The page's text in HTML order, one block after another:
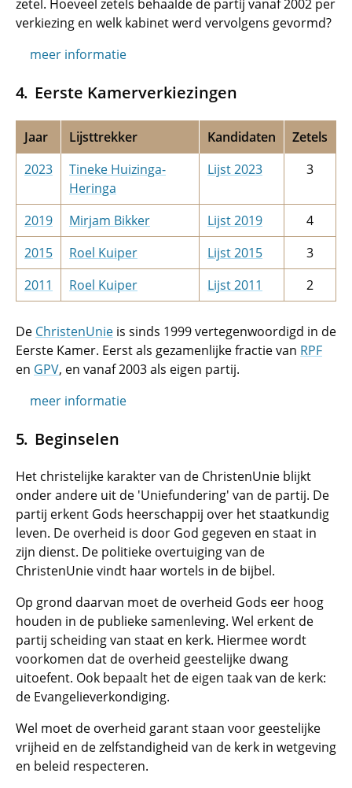
zetel. Hoeveel zetels behaalde de partij vanaf 2002 per
verkiezing en welk kabinet werd vervolgens gevormd?
meer informatie
Eerste Kamerverkiezingen
Jaar Lijsttrekker Kandidaten
Zetels
2023
Tineke Huizinga-
Heringa
Lijst 2023 3
2019 Mirjam Bikker Lijst 2019
4
2015
Roel Kuiper Lijst 2015
3
2011
Roel Kuiper Lijst 2011 2
De ChristenUnie is sinds 1999 vertegenwoordigd in de
Eerste Kamer. Eerst als gezamenlijke fractie van RPF
en GPV, en vanaf 2003 als eigen partij.
meer informatie
Beginselen
Het christelijke karakter van de ChristenUnie blijkt
onder andere uit de 'Uniefundering' van de partij. De
partij erkent Gods heerschappij over het staatkundig
leven. De overheid is door God gegeven en staat in
zijn dienst. De politieke overtuiging van de
ChristenUnie vindt haar wortels in de bijbel.
Op grond daarvan moet de overheid Gods eer hoog
houden in de publieke samenleving. Wel erkent de
partij scheiding van staat en kerk. Hiermee wordt
voorkomen dat de overheid geestelijke dwang
uitoefent. Ook bepaalt het de eigen taak van de kerk:
de Evangelieverkondiging.
Wel moet de overheid garant staan voor geestelijke
vrijheid en de zelfstandigheid van de kerk in wetgeving
en beleid respecteren.